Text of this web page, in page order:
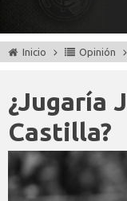
Inicio Opinión
¿Jugaría
Castilla?